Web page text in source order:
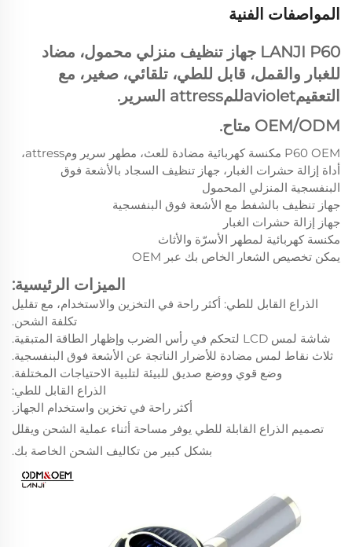
المواصفات الفنية
LANJI P60 جهاز تنظيف منزلي محمول، مضاد
للغبار والقمل، قابل للطي، تلقائي، صغير، مع
التعقيمavioletللمattress السرير.
OEM/ODM متاح.
P60 OEM مكنسة كهربائية مضادة للعث، مطهر سرير ومattress،
أداة إزالة حشرات الغبار، جهاز تنظيف السجاد بالأشعة فوق
البنفسجية المنزلي المحمول
جهاز تنظيف بالشفط مع الأشعة فوق البنفسجية
جهاز إزالة حشرات الغبار
مكنسة كهربائية لمطهر الأسرّة والأثاث
يمكن تخصيص الشعار الخاص بك عبر OEM
الميزات الرئيسية:
الذراع القابل للطي: أكثر راحة في التخزين والاستخدام، مع تقليل
تكلفة الشحن.
شاشة لمس LCD لتحكم في رأس الضرب وإظهار الطاقة المتبقية.
ثلاث نقاط لمس مضادة للأضرار الناتجة عن الأشعة فوق البنفسجية.
وضع قوي ووضع صديق للبيئة لتلبية الاحتياجات المختلفة.
الذراع القابل للطي:
أكثر راحة في تخزين واستخدام الجهاز.
تصميم الذراع القابلة للطي يوفر مساحة أثناء عملية الشحن ويقلل
بشكل كبير من تكاليف الشحن الخاصة بك.